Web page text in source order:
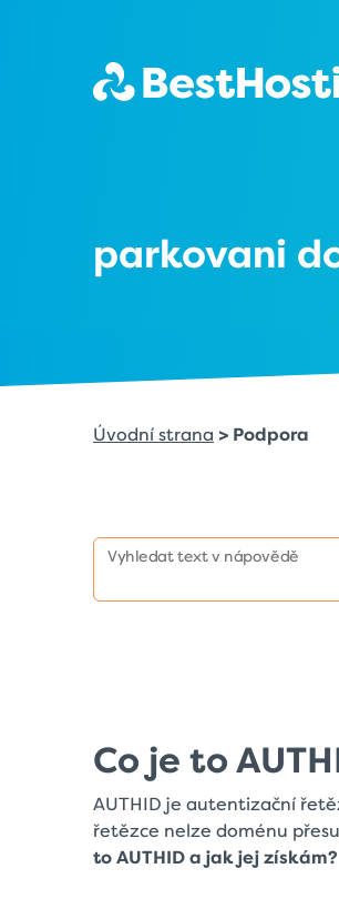
parkovani
Úvodní strana > Podpora
Vyhledat text v nápovědě
Co je to
AUTHID je autentizační
řetězce nelze doménu
to AUTHID a jak jej získám?